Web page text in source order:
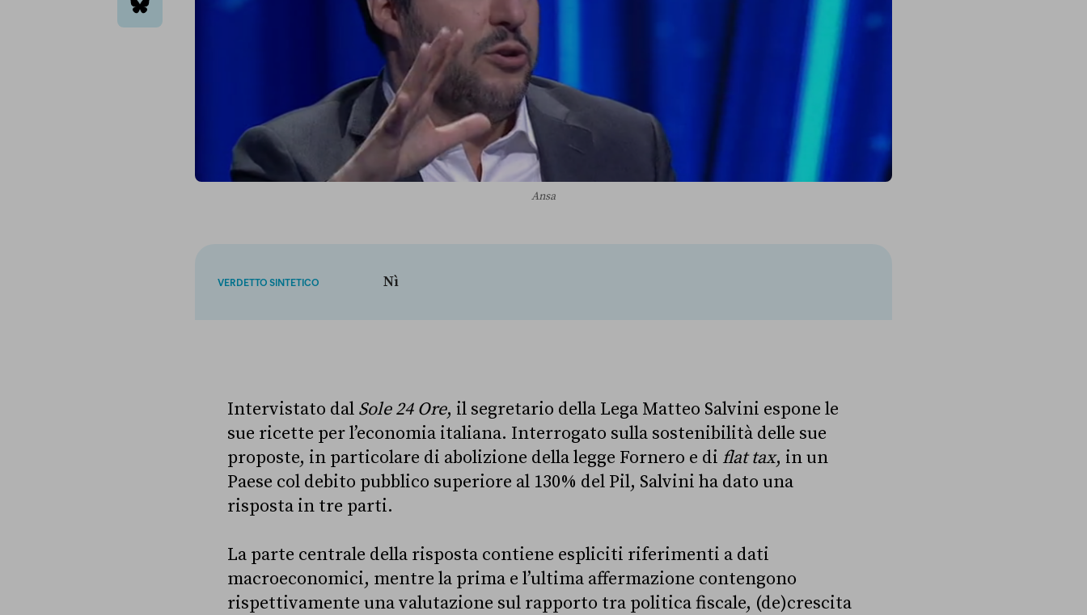
bluesky
Ansa
VERDETTO SINTETICO Nì
Intervistato dal Sole 24 Ore, il segretario della Lega Matteo Salvini espone le
sue ricette per l’economia italiana. Interrogato sulla sostenibilità delle sue
proposte, in particolare di abolizione della legge Fornero e di flat tax, in un
Paese col debito pubblico superiore al 130% del Pil, Salvini ha dato una
risposta in tre parti.
La parte centrale della risposta contiene espliciti riferimenti a dati
macroeconomici, mentre la prima e l’ultima affermazione contengono
rispettivamente una valutazione sul rapporto tra politica fiscale, (de)crescita